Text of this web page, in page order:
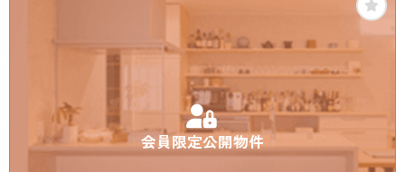
会員限定公開物件